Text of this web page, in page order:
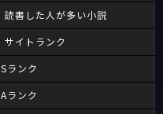
読書した人が多い小説
サイトランク
Sランク
Aランク